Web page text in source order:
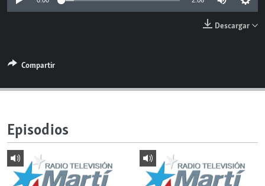
RADIO MARTÍ
LOS SANTOS DE HIALEAH
DESINFORMACIÓN RUSA EN AMÉRICA LATINA
LA INVASIÓN DE RUSIA A UCRANIA
Descargar
Compartir
Episodios